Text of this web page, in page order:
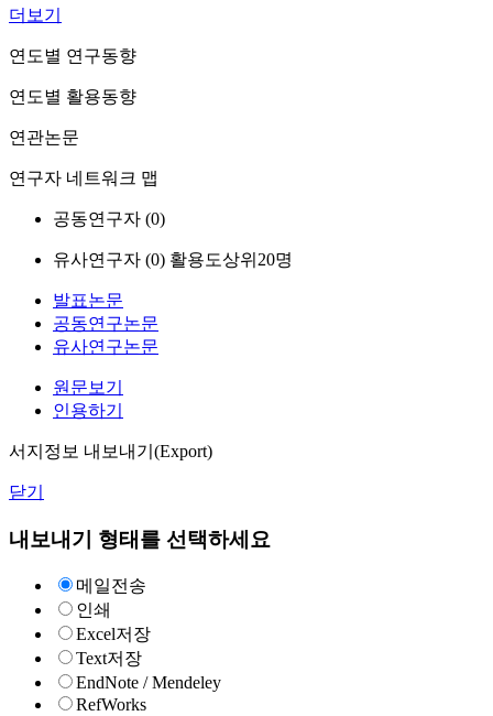
더보기
연도별 연구동향
연도별 활용동향
연관논문
연구자 네트워크 맵
공동연구자 (0)
유사연구자 (0) 활용도상위20명
발표논문
공동연구논문
유사연구논문
원문보기
인용하기
서지정보 내보내기(Export)
닫기
내보내기 형태를 선택하세요
메일전송
인쇄
Excel저장
Text저장
EndNote / Mendeley
RefWorks